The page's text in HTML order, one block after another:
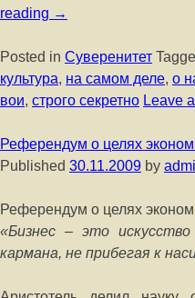
reading →
Posted in Суверенитет
культура, на самом деле, о
вои, строго секретно Leave
Референдум о целях
Published 30.11.2009 by
Референдум о целях
«Бизнес – это
кармана, не прибегая к